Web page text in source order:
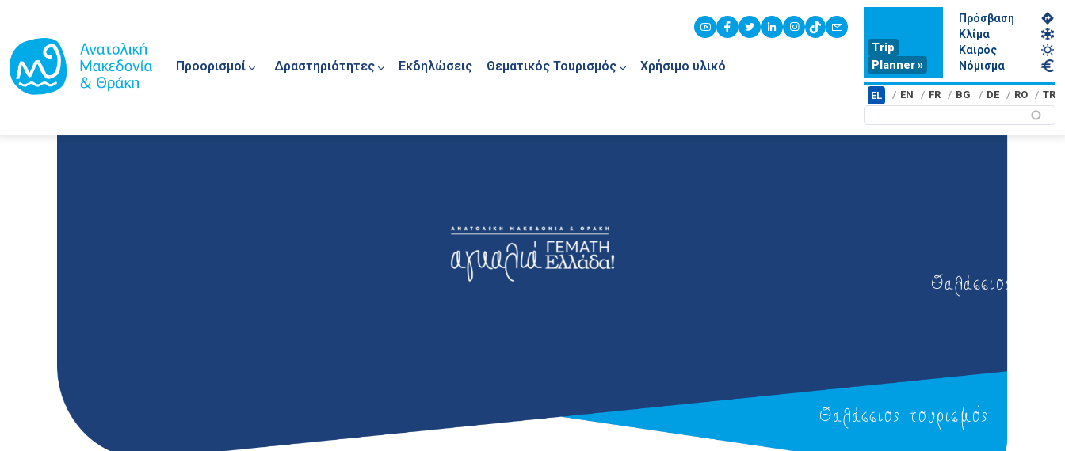
Προορισμοί Δραστηριότητες Εκδηλώσεις Θεματικός Τουρισμός Χρήσιμο υλικό
youtubefacebook
twitterlinkedininstagram
tiktokcontact
Trip
Planner »
Πρόσβαση
Κλίμα
Καιρός
Νόμισμα
EL EN FR BG DE RO TR
Θαλάσσιος τουρισμός
Θαλάσσιος